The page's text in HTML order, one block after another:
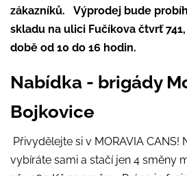
zákazníků.
Výprodej bude
skladu na ulici Fučíkova čtvrť
době od 10 do 16 hodin.
Nabídka - brigády
Bojkovice
Přivydělejte si v MORAVIA CANS!
vybíráte sami a stačí jen 4 směny